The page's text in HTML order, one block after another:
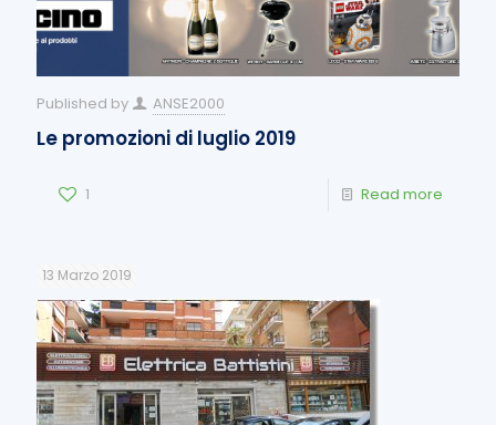
Published by ANSE2000
Le promozioni di luglio 2019
1 Read more
13 Marzo 2019